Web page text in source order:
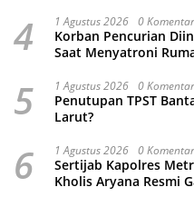
4 1 Agustus 2026 0 Komentar
Korban Pencurian
Saat Menyatroni
5 1 Agustus 2026 0 Komentar
Penutupan TPST
Larut?
6 1 Agustus 2026 0 Komentar
Sertijab Kapolres
Kholis Aryana Resmi